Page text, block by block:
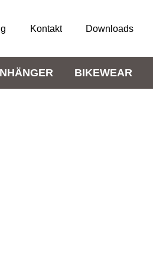
Kontakt Downloads
BIKEWEAR